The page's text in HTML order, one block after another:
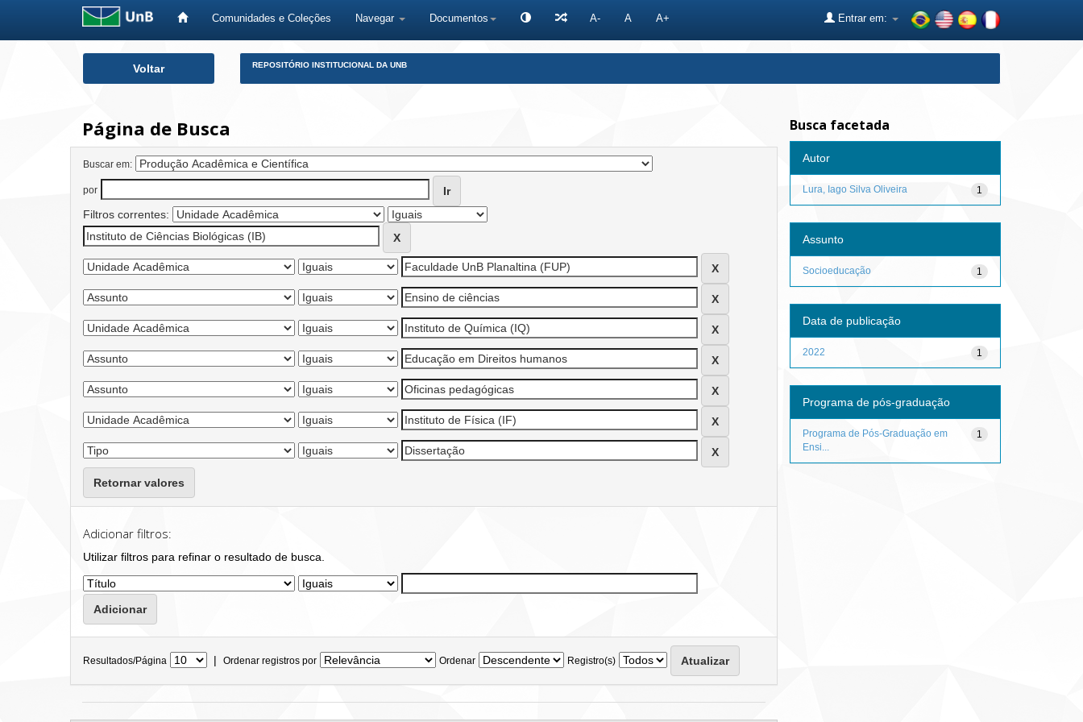
Comunidades e Coleções Navegar Documentos A- A A+ Entrar em:
Voltar REPOSITÓRIO INSTITUCIONAL DA UNB
Página de Busca
Buscar em:
por
Filtros correntes:
Retornar valores
Adicionar filtros:
Utilizar filtros para refinar o resultado de busca.
Resultados/Página | Ordenar registros por Ordenar Registro(s)
Busca facetada
Autor
1
Lura, Iago Silva Oliveira
Assunto
1
Socioeducação
Data de publicação
1
2022
Programa de pós-graduação
1
Programa de Pós-Graduação em
Ensi...